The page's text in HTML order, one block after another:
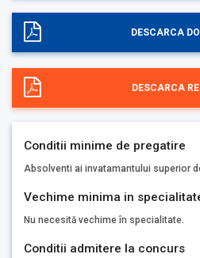
DESCARCA
DESCARCA
Conditii minime de pregatire
Absolventi ai invatamantului superior
Vechime minima in
Nu necesită vechime în specialitate.
Conditii admitere la concurs